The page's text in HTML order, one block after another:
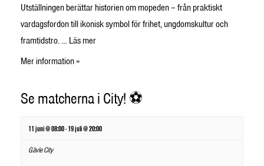
Utställningen berättar historien om mopeden – från praktiskt
vardagsfordon till ikonisk symbol för frihet, ungdomskultur och
framtidstro. … Läs mer
Mer information »
Se matcherna i City! ⚽
11 juni @ 08:00-19 juli @ 20:00
Gävle City